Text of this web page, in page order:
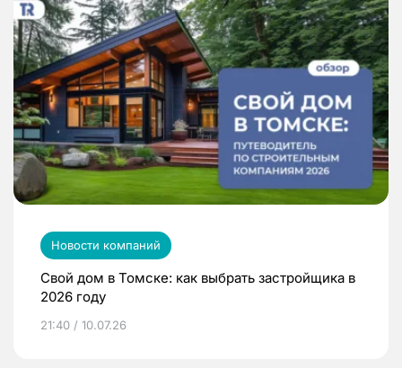
Новости компаний
Свой дом в Томске: как выбрать застройщика в
2026 году
21:40 / 10.07.26